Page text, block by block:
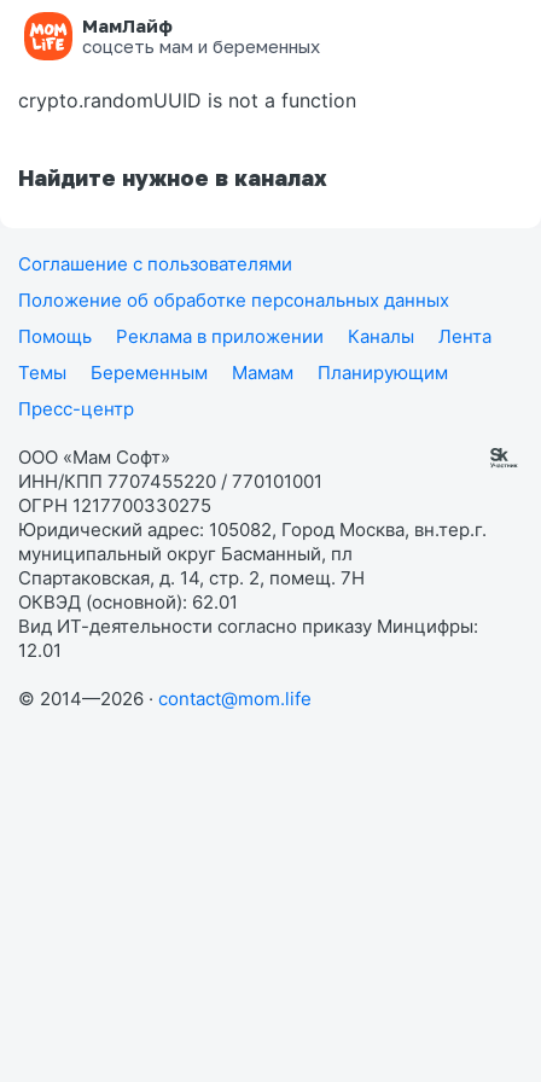
МамЛайф
соцсеть мам и беременных
Ошибка на странице
crypto.randomUUID is not a function
Найдите нужное в каналах
Соглашение с пользователями
Положение об обработке персональных данных
Помощь
Реклама в приложении Каналы
Лента
Темы
Беременным Мамам
Планирующим
Пресс-центр
ООО «Мам Софт»
ИНН/КПП 7707455220 / 770101001
ОГРН 1217700330275
Юридический адрес: 105082, Город Москва, вн.тер.г.
муниципальный округ Басманный, пл
Спартаковская, д. 14, стр. 2, помещ. 7Н
ОКВЭД (основной): 62.01
Вид ИТ-деятельности согласно приказу Минцифры:
12.01
© 2014—2026 · contact@mom.life